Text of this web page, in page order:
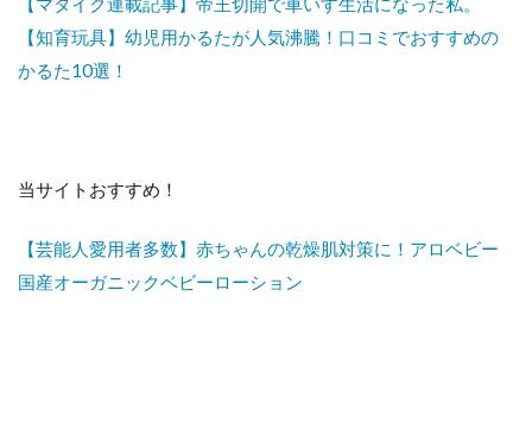
【知育玩具】幼児用かるたが人気沸騰！口コミでおすすめの
かるた10選！
当サイトおすすめ！
【芸能人愛用者多数】赤ちゃんの乾燥肌対策に！アロベビー
国産オーガニックベビーローション